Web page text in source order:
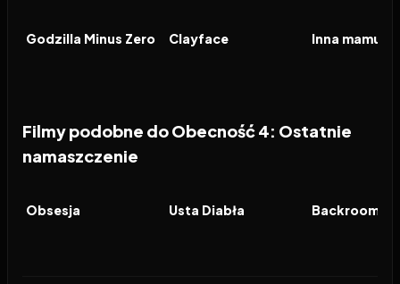
FILM
Godzilla Minus Zero FILM
Clayface FILM
Inna mamusia
Filmy podobne do Obecność 4: Ostatnie
namaszczenie
FILM
Obsesja FILM
Usta Diabła FILM